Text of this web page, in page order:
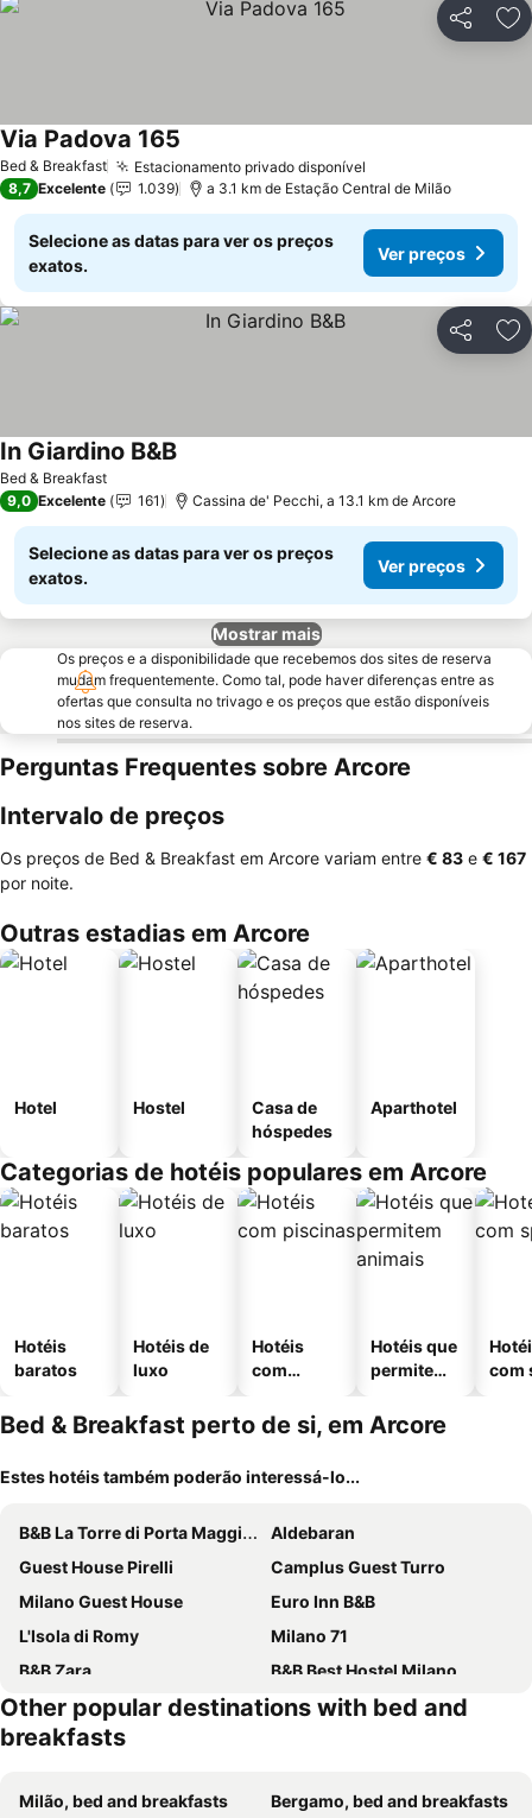
Partilhar
Bed & Breakfast Estacionamento privado disponível
Via Padova 165
8,7 Excelente 1.039 a 3.1 km de Estação Central de Milão
Selecione as datas para ver os preços
exatos.
Ver preços
Partilhar
Bed & Breakfast
In Giardino B&BVer preços
9,0 Excelente 161 Cassina de' Pecchi, a 13.1 km de Arcore
Selecione as datas para ver os preços
exatos.
Ver preços
Mostrar mais
Os preços e a disponibilidade que recebemos dos sites de reserva
mudam frequentemente. Como tal, pode haver diferenças entre as
ofertas que consulta no trivago e os preços que estão disponíveis
nos sites de reserva.
Perguntas Frequentes sobre Arcore
Intervalo de preços
Os preços de Bed & Breakfast em Arcore variam entre ‎€ 83 e ‎€ 167
por noite.
Outras estadias em Arcore
Hotel Hostel
Casa de
hóspedes
Aparthotel
Categorias de hotéis populares em Arcore
Hotéis
baratos
Hotéis de
luxo
Hotéis
com
Hotéis que
permitem
com
Bed & Breakfast perto de si, em Arcore
Estes hotéis também poderão interessá-lo...
B&B La Torre di Porta Maggiore
Aldebaran
Guest House Pirelli
Camplus Guest Turro
Milano Guest House
Euro Inn B&B
L'Isola di Romy
Milano 71
B&B Zara
B&B Best Hostel Milano
BED & BREAKFAST SAKURA
Martini Suite
Guest House Brianza Room
B&B da Jordan
APPARTME Guest House Seveso 40
Other popular destinations with bed and
breakfasts
Milão, bed and breakfasts
Bergamo, bed and breakfasts